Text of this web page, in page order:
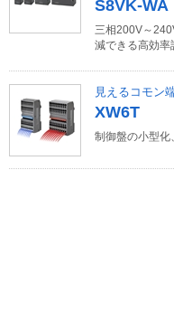
S8VK-WA
三相200V～
減できる高効率
見えるコモン
XW6T
制御盤の小型化